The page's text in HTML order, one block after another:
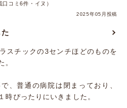
コミ6件・イヌ）
2025年05月投稿
スチックの3センチほどのものを
。
、普通の病院は閉まっており、
時ぴったりにいきました。